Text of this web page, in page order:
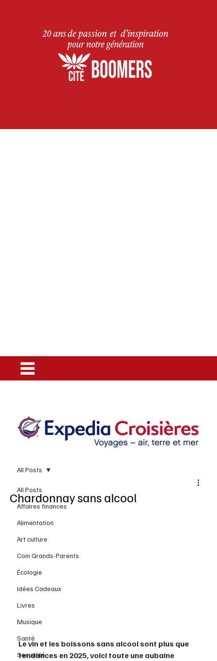
All Posts
Affaires finances
Alimentation
Art culture
Coin Grands-Parents
Écologie
Idées Cadeaux
Livres
Musique
Santé
Sexualité
All Posts
Chardonnay sans alcool
Le vin et les boissons sans alcool sont plus que
tendances en 2025, voici toute une aubaine